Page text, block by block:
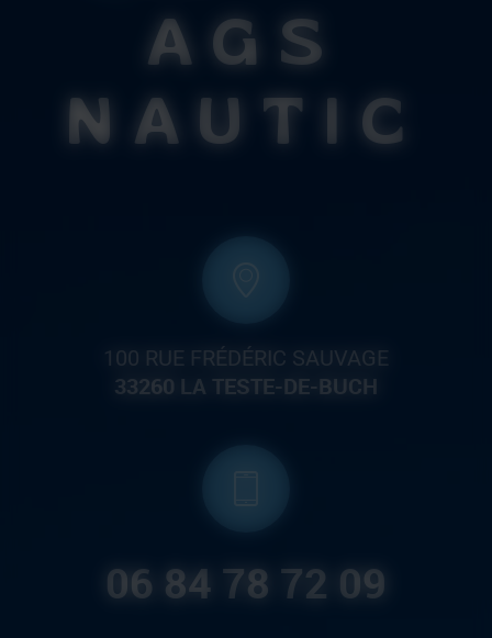
AGS
NAUTIC
100 RUE FRÉDÉRIC SAUVAGE
33260 LA TESTE-DE-BUCH
06 84 78 72 09